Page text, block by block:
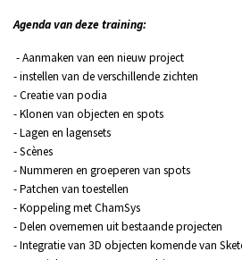
Agenda van deze training:
- Aanmaken van een nieuw project
- instellen van de verschillende zichten
- Creatie van podia
- Klonen van objecten en spots
- Lagen en lagensets
- Scènes
- Nummeren en groeperen van spots
- Patchen van toestellen
- Koppeling met ChamSys
- Delen overnemen uit bestaande projecten
- Integratie van 3D objecten komende van